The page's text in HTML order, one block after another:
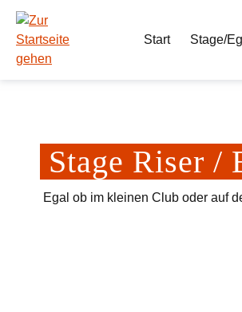
Hauptinhalt springen
Zur Suche springen
Zur Hauptnavigation springen
Start
Stage/
Stage Riser
Egal ob im kleinen Club oder auf